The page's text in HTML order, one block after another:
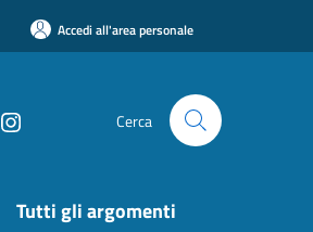
Accedi all'area personale
Cerca
Tutti gli argomenti